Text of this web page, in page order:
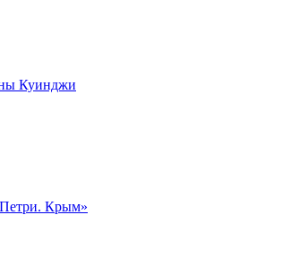
Куинджи
Петри. Крым»